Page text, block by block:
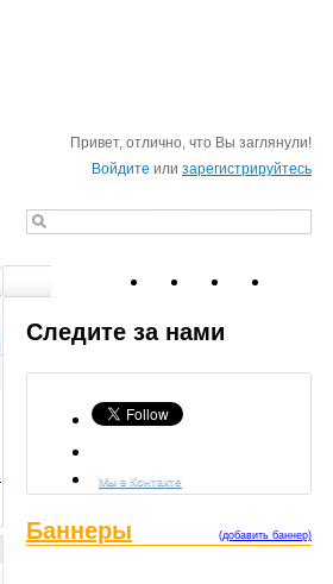
Привет, отлично, что Вы заглянули!
Войдите или зарегистрируйтесь
Следите за нами
Мы в Контакте
(добавить баннер)
Баннеры